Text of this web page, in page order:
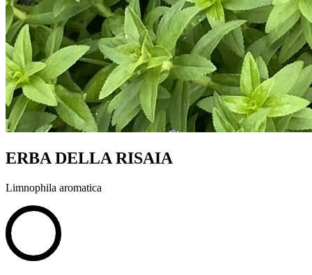
ERBA DELLA RISAIA
Limnophila aromatica